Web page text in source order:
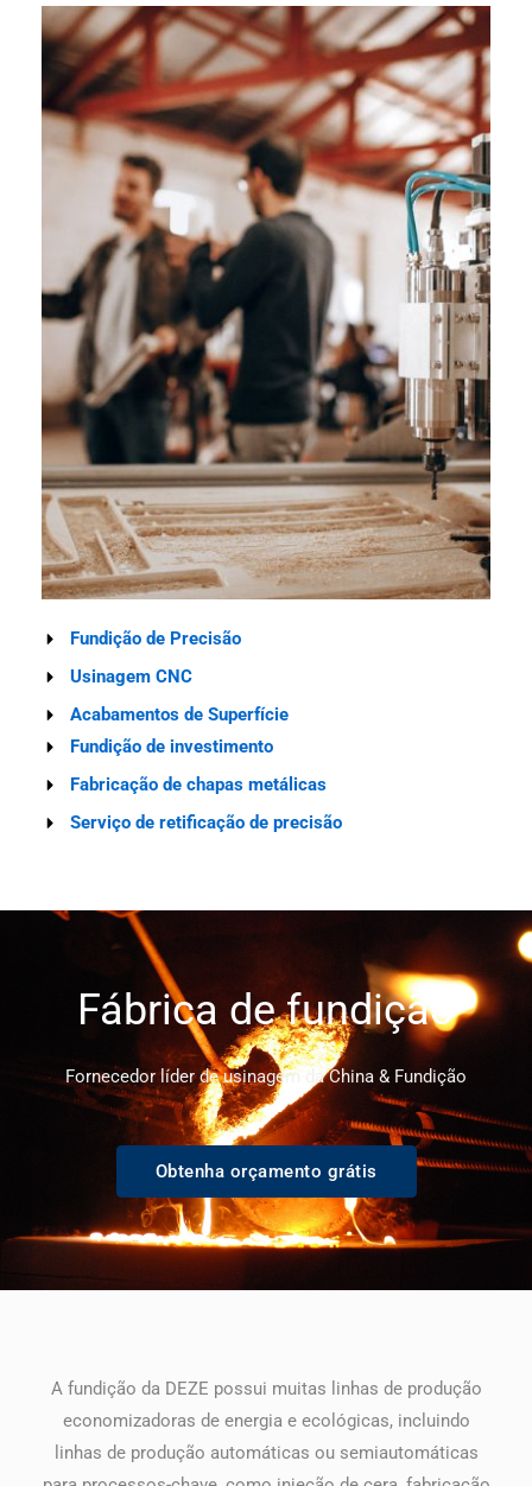
Fundição de Precisão
Usinagem CNC
Acabamentos de Superfície
Fundição de investimento
Fabricação de chapas metálicas
Serviço de retificação de precisão
Fábrica de fundição
Fornecedor líder de usinagem da China & Fundição
Obtenha orçamento grátis
A fundição da DEZE possui muitas linhas de produção
economizadoras de energia e ecológicas, incluindo
linhas de produção automáticas ou semiautomáticas